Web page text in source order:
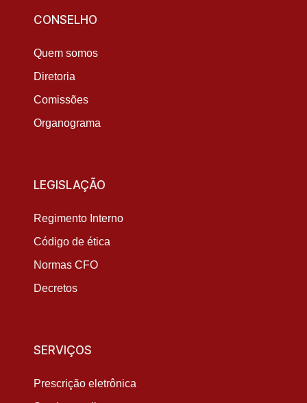
CONSELHO
Quem somos
Diretoria
Comissões
Organograma
LEGISLAÇÃO
Regimento Interno
Código de ética
Normas CFO
Decretos
SERVIÇOS
Prescrição eletrônica